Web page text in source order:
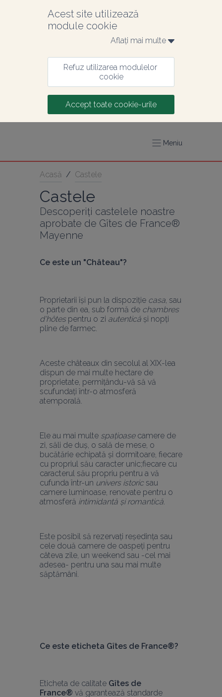
Acest site utilizează
module cookie
Aflați mai multe
Refuz utilizarea modulelor
cookie
Accept toate cookie-urile
Meniu
Acasă / Castele
Castele
Descoperiți castelele noastre
aprobate de Gîtes de France®
Mayenne
Ce este un "Château"?
Proprietarii își pun la dispoziție casa , sau
o parte din ea, sub formă de chambres
d'hôtes pentru o zi autentică și nopți
pline de farmec.
Aceste châteaux din secolul al XIX-lea
dispun de mai multe hectare de
proprietate, permițându-vă să vă
scufundați într-o atmosferă
atemporală.
Ele au mai multe spațioase camere de
zi, săli de duș, o sală de mese, o
bucătărie echipată și dormitoare, fiecare
cu propriul său caracter unic;fiecare cu
caracterul său propriu pentru a vă
cufunda într-un univers istoric sau
camere luminoase, renovate pentru o
atmosferă intimidantă și romantică
Este posibil să rezervați reședința sau
cele două camere de oaspeți pentru
câteva zile, un weekend sau -cel mai
adesea- pentru una sau mai multe
săptămâni.
Ce este eticheta Gîtes de France®?
Eticheta de calitate Gîtes de
France® vă garantează standarde